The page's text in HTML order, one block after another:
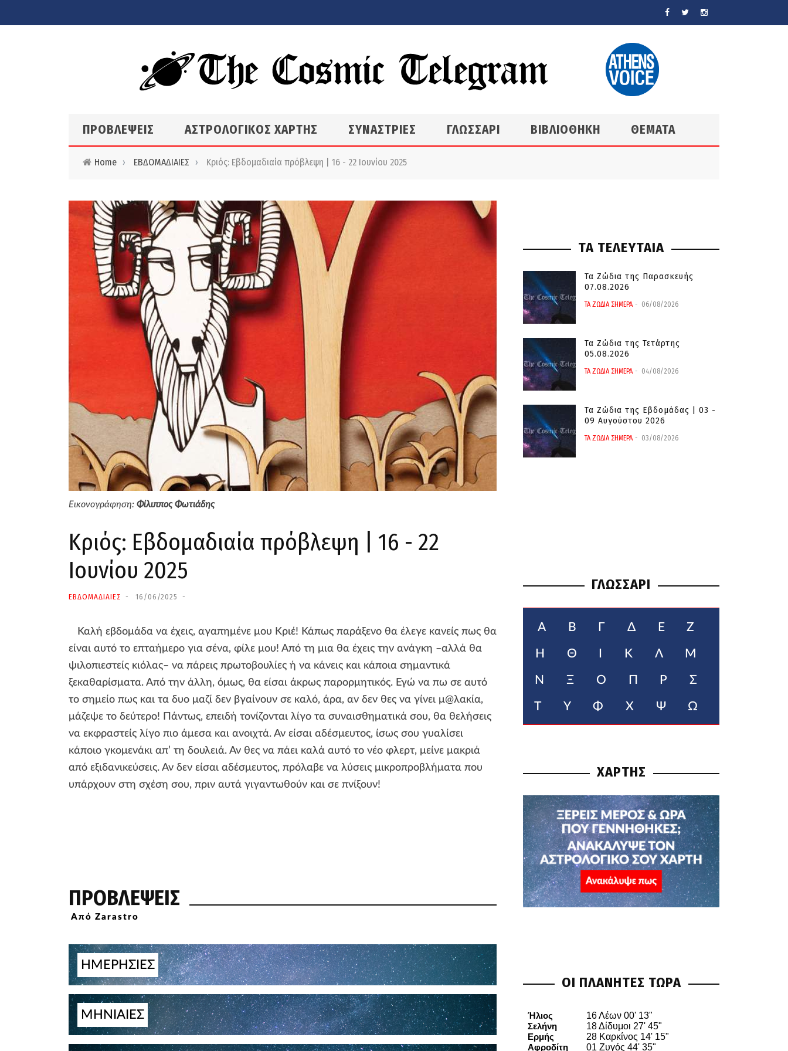
ΠΡΟΒΛΕΨΕΙΣ ΑΣΤΡΟΛΟΓΙΚΟΣ ΧΑΡΤΗΣ ΣΥΝΑΣΤΡΙΕΣ ΓΛΩΣΣΑΡΙ ΒΙΒΛΙΟΘΗΚΗ ΘΕΜΑΤΑ
Home › ΕΒΔΟΜΑΔΙΑΙΕΣ › Κριός: Εβδομαδιαία πρόβλεψη | 16 - 22 Iουνίου 2025
Εικονογράφηση: Φίλιππος Φωτιάδης
Κριός: Εβδομαδιαία πρόβλεψη | 16 - 22
Iουνίου 2025
ΕΒΔΟΜΑΔΙΑΙΕΣ 16/06/2025
Καλή εβδομάδα να έχεις, αγαπημένε μου Κριέ! Κάπως παράξενο θα έλεγε κανείς πως θα
είναι αυτό το επταήμερο για σένα, φίλε μου! Από τη μια θα έχεις την ανάγκη –αλλά θα
ψιλοπιεστείς κιόλας– να πάρεις πρωτοβουλίες ή να κάνεις και κάποια σημαντικά
ξεκαθαρίσματα. Από την άλλη, όμως, θα είσαι άκρως παρορμητικός. Εγώ να πω σε αυτό
το σημείο πως και τα δυο μαζί δεν βγαίνουν σε καλό, άρα, αν δεν θες να γίνει μ@λακία,
μάζεψε το δεύτερο! Πάντως, επειδή τονίζονται λίγο τα συναισθηματικά σου, θα θελήσεις
να εκφραστείς λίγο πιο άμεσα και ανοιχτά. Αν είσαι αδέσμευτος, ίσως σου γυαλίσει
κάποιο γκομενάκι απ’ τη δουλειά. Αν θες να πάει καλά αυτό το νέο φλερτ, μείνε μακριά
από εξιδανικεύσεις. Αν δεν είσαι αδέσμευτος, πρόλαβε να λύσεις μικροπροβλήματα που
υπάρχουν στη σχέση σου, πριν αυτά γιγαντωθούν και σε πνίξουν!
ΠΡΟΒΛΕΨΕΙΣ
Από Zarastro
ΗΜΕΡΗΣΙΕΣ
ΜΗΝΙΑΙΕΣ
ΤΑ ΤΕΛΕΥΤΑΙΑ
Τα Ζώδια της Παρασκευής
07.08.2026
ΤΑ ΖΩΔΙΑ ΣΗΜΕΡΑ 06/08/2026
Τα Ζώδια της Τετάρτης
05.08.2026
ΤΑ ΖΩΔΙΑ ΣΗΜΕΡΑ 04/08/2026
Τα Ζώδια της Εβδομάδας | 03 -
09 Αυγούστου 2026
ΤΑ ΖΩΔΙΑ ΣΗΜΕΡΑ 03/08/2026
ΓΛΩΣΣΑΡΙ
Α Β Γ Δ Ε Ζ
Η Θ Κ Λ Μ
Ν Ξ Ο Π Ρ Σ
Τ Υ Φ Χ Ψ Ω
ΧΑΡΤΗΣ
ΟΙ ΠΛΑΝΗΤΕΣ ΤΩΡΑ